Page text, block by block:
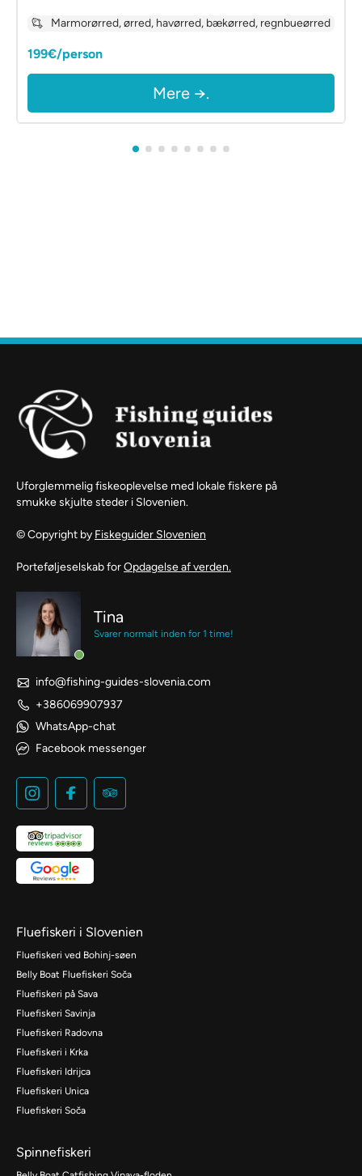
Marmorørred, ørred, havørred, bækørred, regnbueørred
199€/person
Mere →.
Uforglemmelig fiskeoplevelse med lokale fiskere på
smukke skjulte steder i Slovenien.
© Copyright by Fiskeguider Slovenien
Porteføljeselskab forOpdagelse af verden.
Tina
Svarer normalt inden for 1 time!
info@fishing-guides-slovenia.com
+386069907937
WhatsApp-chat
Facebook messenger
Fluefiskeri i Slovenien
Fluefiskeri ved Bohinj-søen
Belly Boat Fluefiskeri Soča
Fluefiskeri på Sava
Fluefiskeri Savinja
Fluefiskeri Radovna
Fluefiskeri i Krka
Fluefiskeri Idrijca
Fluefiskeri Unica
Fluefiskeri Soča
Spinnefiskeri